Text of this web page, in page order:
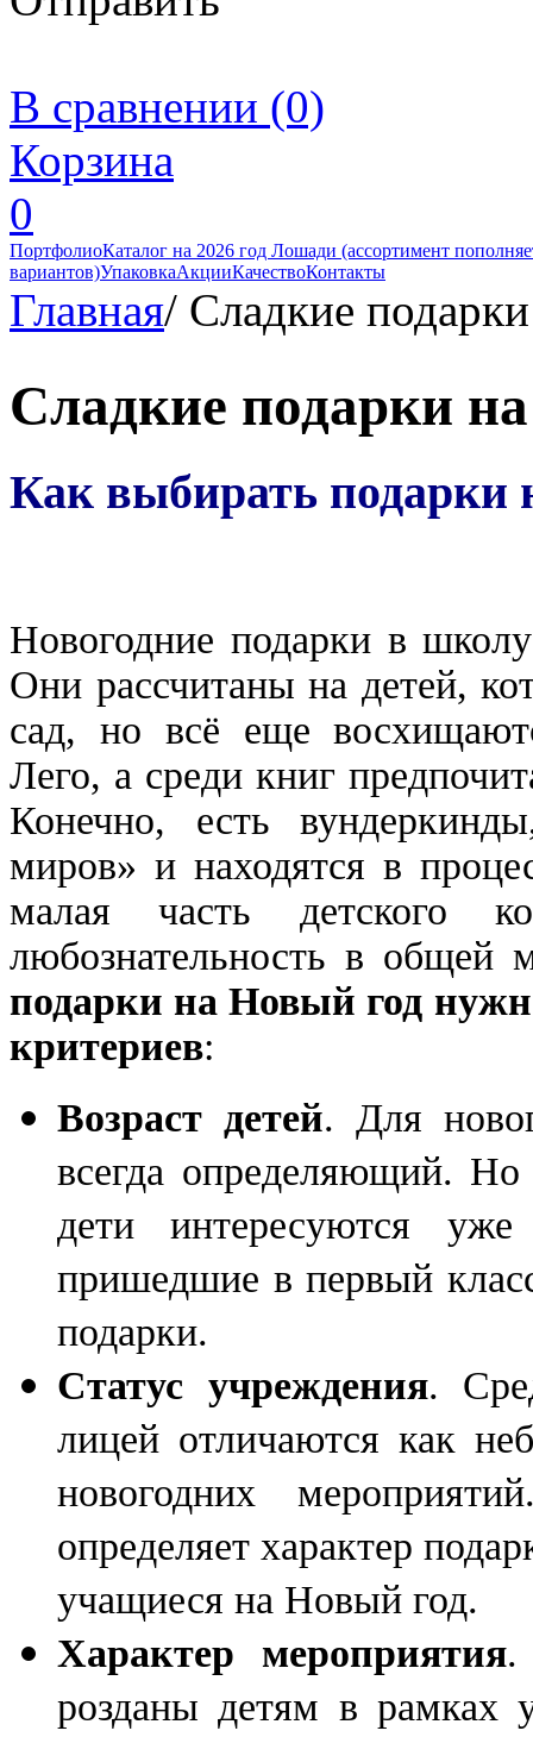
В сравнении (0)
Корзина
0
ПортфолиоКаталог на 2026 год Лошади (ассортимент
вариантов)УпаковкаАкцииКачествоКонтакты
Главная/ Сладкие
Сладкие подарки
Как выбирать
Новогодние подарки в
Они рассчитаны на детей,
сад, но всё еще
Лего, а среди книг
Конечно, есть
миров» и находятся в
малая часть детского
любознательность в общей
подарки на Новый год
критериев:
Возраст детей. Для
всегда определяющий.
дети интересуются
пришедшие в первый
подарки.
Статус учреждения.
лицей отличаются как
новогодних
определяет характер
учащиеся на Новый год.
Характер мероприятия.
розданы детям в рамках